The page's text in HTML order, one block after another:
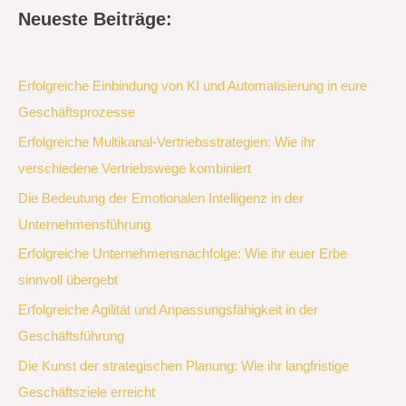
Neueste Beiträge:
Erfolgreiche Einbindung von KI und Automatisierung in eure
Geschäftsprozesse
Erfolgreiche Multikanal-Vertriebsstrategien: Wie ihr
verschiedene Vertriebswege kombiniert
Die Bedeutung der Emotionalen Intelligenz in der
Unternehmensführung
Erfolgreiche Unternehmensnachfolge: Wie ihr euer Erbe
sinnvoll übergebt
Erfolgreiche Agilität und Anpassungsfähigkeit in der
Geschäftsführung
Die Kunst der strategischen Planung: Wie ihr langfristige
Geschäftsziele erreicht